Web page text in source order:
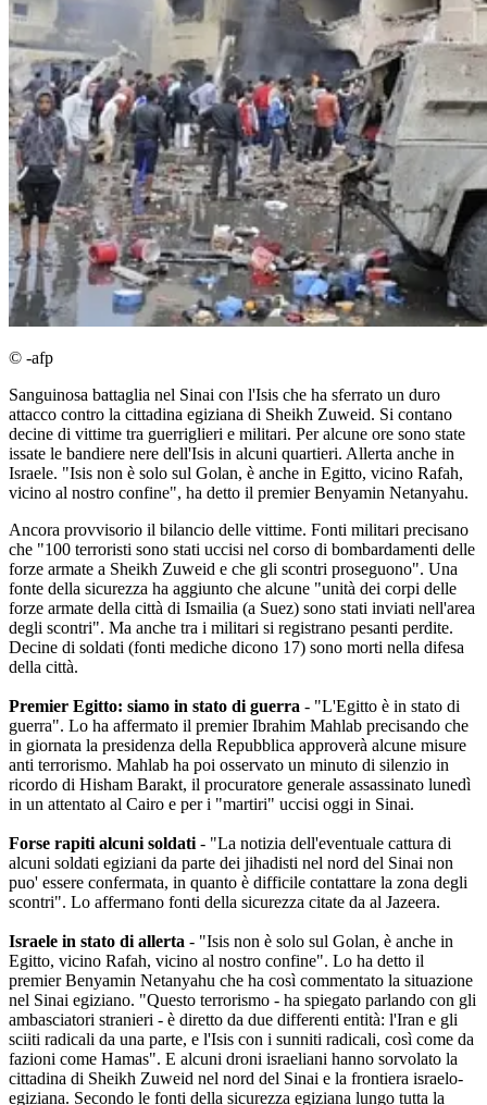
© -afp
Sanguinosa battaglia nel Sinai con l'Isis che ha sferrato un duro
attacco contro la cittadina egiziana di Sheikh Zuweid. Si contano
decine di vittime tra guerriglieri e militari. Per alcune ore sono state
issate le bandiere nere dell'Isis in alcuni quartieri. Allerta anche in
Israele. "Isis non è solo sul Golan, è anche in Egitto, vicino Rafah,
vicino al nostro confine", ha detto il premier Benyamin Netanyahu.
Ancora provvisorio il bilancio delle vittime. Fonti militari precisano
che "100 terroristi sono stati uccisi nel corso di bombardamenti delle
forze armate a Sheikh Zuweid e che gli scontri proseguono". Una
fonte della sicurezza ha aggiunto che alcune "unità dei corpi delle
forze armate della città di Ismailia (a Suez) sono stati inviati nell'area
degli scontri". Ma anche tra i militari si registrano pesanti perdite.
Decine di soldati (fonti mediche dicono 17) sono morti nella difesa
della città.
Premier Egitto: siamo in stato di guerra - "L'Egitto è in stato di
guerra". Lo ha affermato il premier Ibrahim Mahlab precisando che
in giornata la presidenza della Repubblica approverà alcune misure
anti terrorismo. Mahlab ha poi osservato un minuto di silenzio in
ricordo di Hisham Barakt, il procuratore generale assassinato lunedì
in un attentato al Cairo e per i "martiri" uccisi oggi in Sinai.
Forse rapiti alcuni soldati - "La notizia dell'eventuale cattura di
alcuni soldati egiziani da parte dei jihadisti nel nord del Sinai non
puo' essere confermata, in quanto è difficile contattare la zona degli
scontri". Lo affermano fonti della sicurezza citate da al Jazeera.
Israele in stato di allerta - "Isis non è solo sul Golan, è anche in
Egitto, vicino Rafah, vicino al nostro confine". Lo ha detto il
premier Benyamin Netanyahu che ha così commentato la situazione
nel Sinai egiziano. "Questo terrorismo - ha spiegato parlando con gli
ambasciatori stranieri - è diretto da due differenti entità: l'Iran e gli
sciiti radicali da una parte, e l'Isis con i sunniti radicali, così come da
fazioni come Hamas". E alcuni droni israeliani hanno sorvolato la
cittadina di Sheikh Zuweid nel nord del Sinai e la frontiera israelo-
egiziana. Secondo le fonti della sicurezza egiziana lungo tutta la